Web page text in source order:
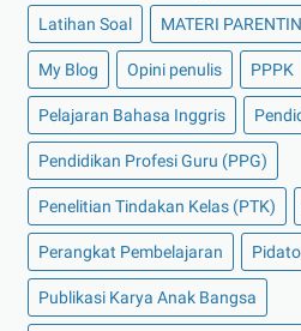
Latihan Soal MATERI
My Blog Opini penulis PPPK
Pelajaran Bahasa Inggris
Pendidikan Profesi Guru (PPG)
Penelitian Tindakan Kelas (PTK)
Perangkat Pembelajaran Pidato
Publikasi Karya Anak Bangsa